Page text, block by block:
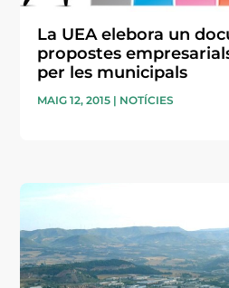
La UEA elebora un
propostes
per les municipals
MAIG 12, 2015 | NOTÍCIES